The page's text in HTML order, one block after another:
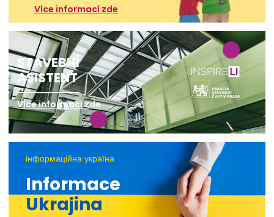
Více informací zde
STAVEBNÍ
ASISTENT
Více informací zde
інформаційна україна
Informace
Ukrajina